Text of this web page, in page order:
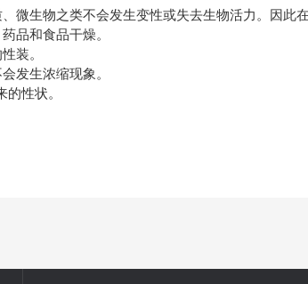
生物之类不会发生变性或失去生物活力。因此
品和食品干燥。
装。
发生浓缩现象。
性状。